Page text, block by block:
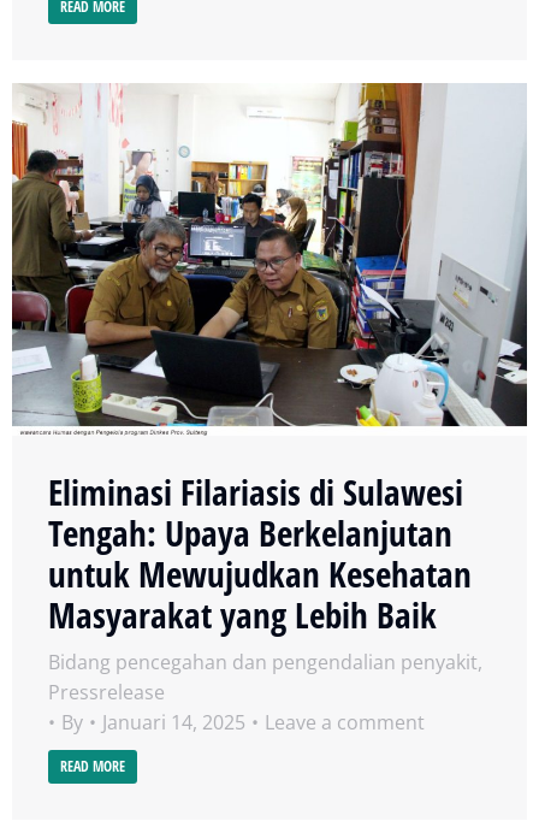
READ MORE
Eliminasi Filariasis di Sulawesi
Tengah: Upaya Berkelanjutan
untuk Mewujudkan Kesehatan
Masyarakat yang Lebih Baik
Bidang pencegahan dan pengendalian penyakit,
Pressrelease
By
Januari 14, 2025 Leave a comment
READ MORE